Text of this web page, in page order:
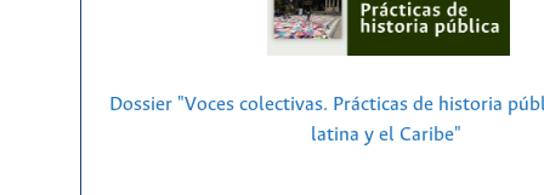
Dossier "Voces colectivas. Prácticas de historia
latina y el Caribe"